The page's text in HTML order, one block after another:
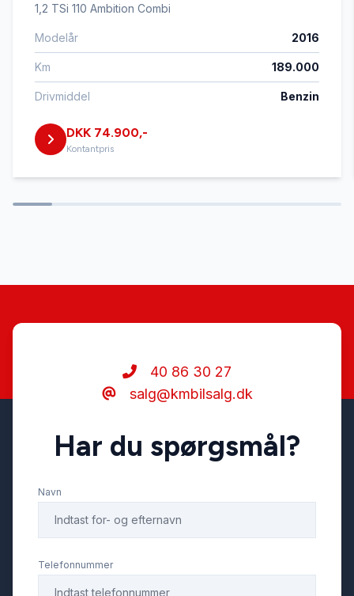
Tre sæder i bagved
1,2 TSi 110 Ambition Combi
Modelår 2016
Km 189.000
Drivmiddel Benzin
DKK 74.900,-
Kontantpris
40 86 30 27
salg@kmbilsalg.dk
Har du spørgsmål?
Navn
Telefonnummer